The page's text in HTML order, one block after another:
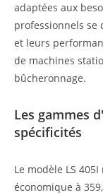
adaptées aux
professionnels
et leurs
de machines
bûcheronnage.
Les gammes
spécificités
Le modèle LS
économique à